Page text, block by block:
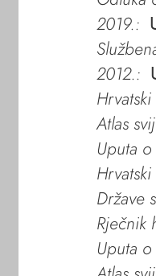
2019.:
2012.:
Atlas
Uputa
Države
Rječnik
Uputa